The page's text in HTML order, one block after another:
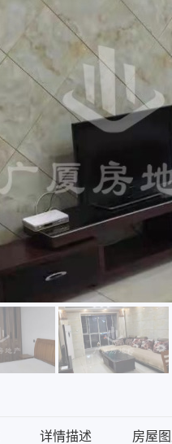
详情描述 房屋